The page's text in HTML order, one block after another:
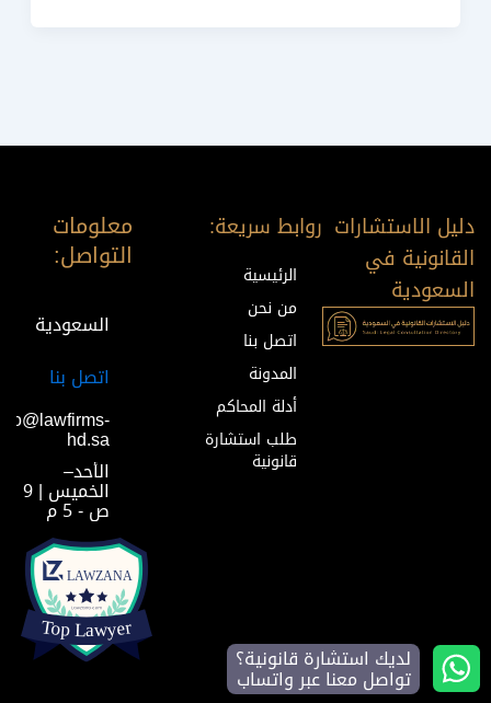
دليل الاستشارات
القانونية في
السعودية
روابط سريعة:
الرئيسية
من نحن
اتصل بنا
المدونة
أدلة المحاكم
طلب استشارة
قانونية
معلومات
التواصل:
السعودية
اتصل بنا
hd.sa
الأحد–
الخميس | 9
ص - 5 م
لديك استشارة قانونية؟
تواصل معنا عبر واتساب